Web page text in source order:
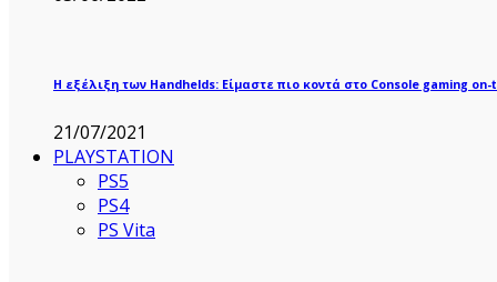
Η εξέλιξη των Handhelds: Είμαστε πιο κοντά στο Console gaming on-
21/07/2021
PLAYSTATION
PS5
PS4
PS Vita